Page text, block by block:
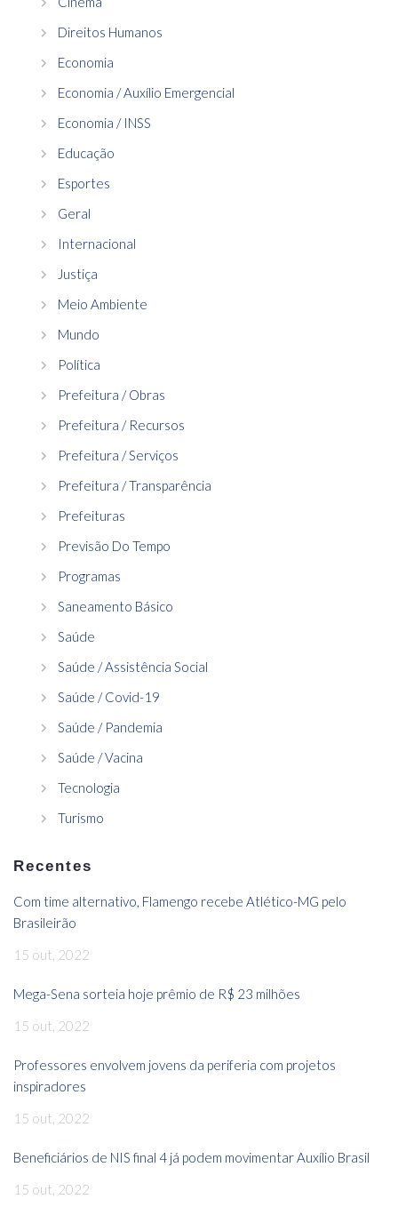
Direitos Humanos
Economia
Economia / Auxílio Emergencial
Economia / INSS
Educação
Esportes
Geral
Internacional
Justiça
Meio Ambiente
Mundo
Política
Prefeitura / Obras
Prefeitura / Recursos
Prefeitura / Serviços
Prefeitura / Transparência
Prefeituras
Previsão Do Tempo
Programas
Saneamento Básico
Saúde
Saúde / Assistência Social
Saúde / Covid-19
Saúde / Pandemia
Saúde / Vacina
Tecnologia
Turismo
Recentes
Com time alternativo, Flamengo recebe Atlético-MG pelo
Brasileirão
15 out, 2022
Mega-Sena sorteia hoje prêmio de R$ 23 milhões
15 out, 2022
Professores envolvem jovens da periferia com projetos
inspiradores
15 out, 2022
Beneficiários de NIS final 4 já podem movimentar Auxílio Brasil
15 out, 2022